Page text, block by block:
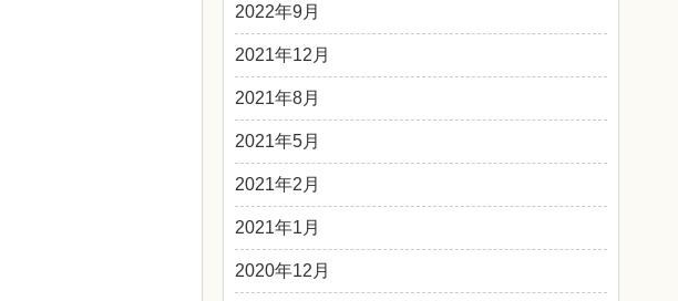
2022年9月
2021年12月
2021年8月
2021年5月
2021年2月
2021年1月
2020年12月